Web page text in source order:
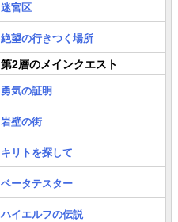
迷宮区
絶望の行きつく場所
第2層のメインクエスト
勇気の証明
岩壁の街
キリトを探して
ベータテスター
ハイエルフの伝説